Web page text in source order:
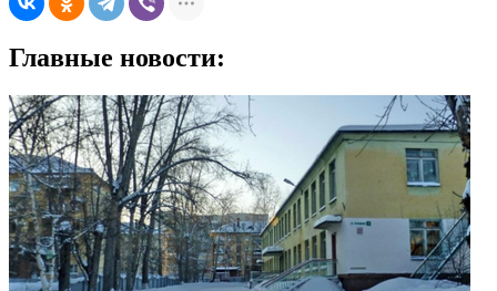
Главные новости: